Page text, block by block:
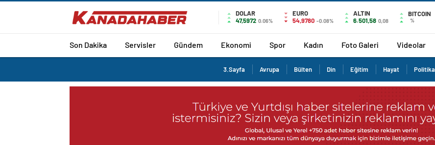
DOLAR
47,5972 0.06%
EURO
54,9780 -0.08%
ALTIN
6.501,58 0,08
BITCOIN
%
Son Dakika Servisler Gündem Ekonomi Spor Kadın Foto Galeri Videolar
3.Sayfa Avrupa Bülten Din Eğitim Hayat Politika